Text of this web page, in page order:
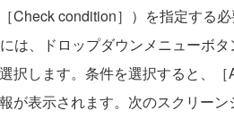
Check condition］）を指定する
は、ドロップダウンメニューボ
択します。条件を選択すると、
が表示されます。次のスクリー